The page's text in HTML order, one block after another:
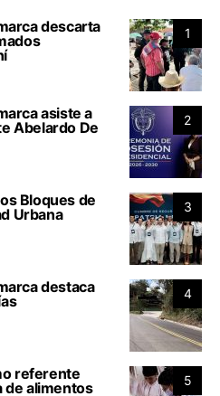
1
descarta
2
asiste a
Abelardo De
3
Bloques de
Urbana
4
destaca
5
referente
de alimentos